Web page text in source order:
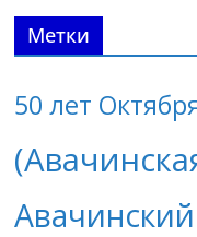
Метки
50 лет